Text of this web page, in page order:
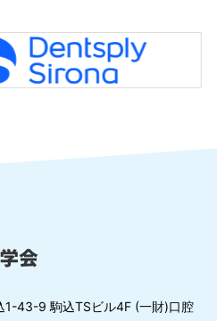
43-9 駒込TSビル4F (一財)口腔